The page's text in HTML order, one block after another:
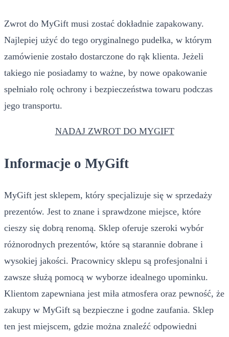
Zwrot do MyGift musi zostać dokładnie zapakowany.
Najlepiej użyć do tego oryginalnego pudełka, w którym
zamówienie zostało dostarczone do rąk klienta. Jeżeli
takiego nie posiadamy to ważne, by nowe opakowanie
spełniało rolę ochrony i bezpieczeństwa towaru podczas
jego transportu.
NADAJ ZWROT DO MYGIFT
Informacje o MyGift
MyGift jest sklepem, który specjalizuje się w sprzedaży
prezentów. Jest to znane i sprawdzone miejsce, które
cieszy się dobrą renomą. Sklep oferuje szeroki wybór
różnorodnych prezentów, które są starannie dobrane i
wysokiej jakości. Pracownicy sklepu są profesjonalni i
zawsze służą pomocą w wyborze idealnego upominku.
Klientom zapewniana jest miła atmosfera oraz pewność, że
zakupy w MyGift są bezpieczne i godne zaufania. Sklep
ten jest miejscem, gdzie można znaleźć odpowiedni